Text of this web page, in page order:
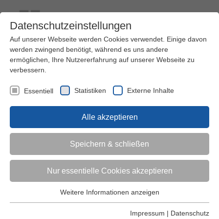
Kontakt Ihre Meinung ist uns wichtig!
Kinder (0-6)
Grundschulkinder
Jugendliche
Datenschutzeinstellungen
Auf unserer Webseite werden Cookies verwendet. Einige davon
werden zwingend benötigt, während es uns andere
ermöglichen, Ihre Nutzererfahrung auf unserer Webseite zu
verbessern.
Essentiell Statistiken Externe Inhalte
Alle akzeptieren
Speichern & schließen
Nur essentielle Cookies akzeptieren
Essentielle Cookies werden für grundlegende Funktionen der
Weitere Informationen anzeigen
Impressum | Datenschutz